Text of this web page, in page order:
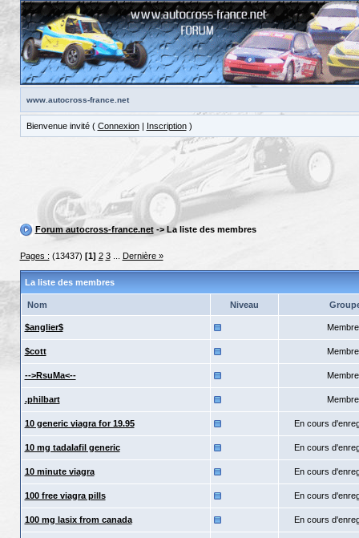
www.autocross-france.net
Bienvenue invité ( Connexion| Inscription)
Forum autocross-france.net-> La liste des membres
Pages : (13437) [1] 2 3... Dernière »
La liste des membres
Nom Niveau
$anglier$
$cott
-->RsuMa<--
.philbart
10 generic viagra for 19.95 En cours
10 mg tadalafil generic En cours
10 minute viagra En cours
100 free viagra pills En cours
100 mg lasix from canada En cours